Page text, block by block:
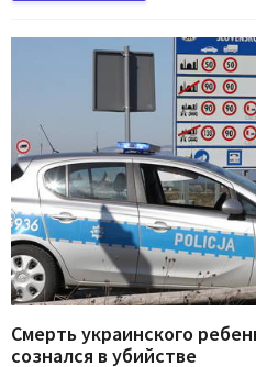
Смерть украинского
сознался в убийстве